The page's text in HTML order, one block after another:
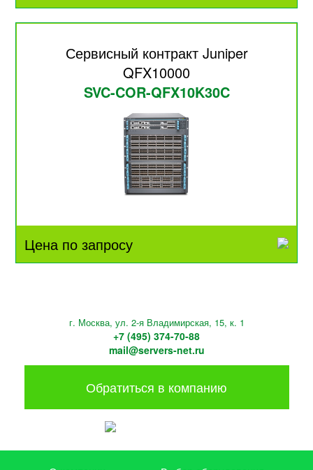
Сервисный контракт Juniper
QFX10000
SVC-COR-QFX10K30C
Цена по запросу
г. Москва, ул. 2-я Владимирская, 15, к. 1
+7 (495) 374-70-88
mail@servers-net.ru
Обратиться в компанию